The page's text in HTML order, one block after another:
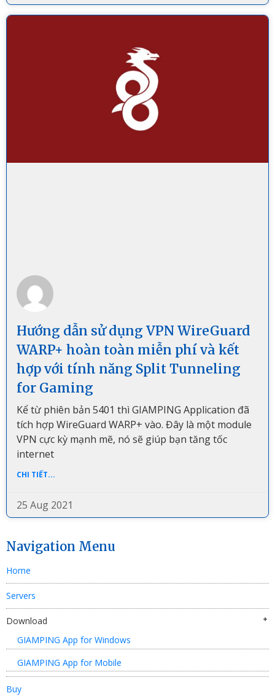
Hướng dẫn sử dụng VPN WireGuard
WARP+ hoàn toàn miễn phí và kết
hợp với tính năng Split Tunneling
for Gaming
Kể từ phiên bản 5401 thì GIAMPING Application đã
tích hợp WireGuard WARP+ vào. Đây là một module
VPN cực kỳ mạnh mẽ, nó sẽ giúp bạn tăng tốc
internet
CHI TIẾT...
25 Aug 2021
Navigation Menu
Home
Servers
Download
GIAMPING App for Windows
GIAMPING App for Mobile
Buy